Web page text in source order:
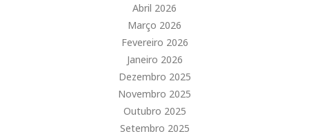
Abril 2026
Março 2026
Fevereiro 2026
Janeiro 2026
Dezembro 2025
Novembro 2025
Outubro 2025
Setembro 2025